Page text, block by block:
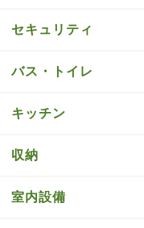
セキュリティ
バス・トイレ
キッチン
収納
室内設備